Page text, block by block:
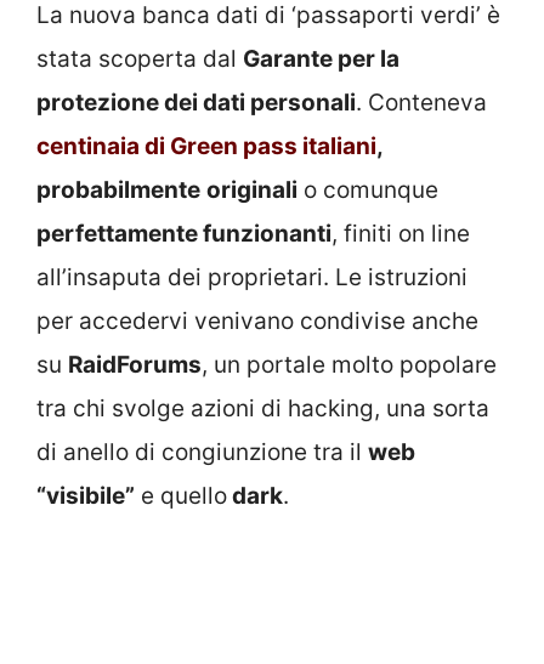
La nuova banca dati di ‘passaporti verdi’ è
stata scoperta dal Garante per la
protezione dei dati personali. Conteneva
centinaia di Green pass italiani,
probabilmente originali o comunque
perfettamente funzionanti, finiti on line
all’insaputa dei proprietari. Le istruzioni
per accedervi venivano condivise anche
su RaidForums, un portale molto popolare
tra chi svolge azioni di hacking, una sorta
di anello di congiunzione tra il web
“visibile” e quellodark.